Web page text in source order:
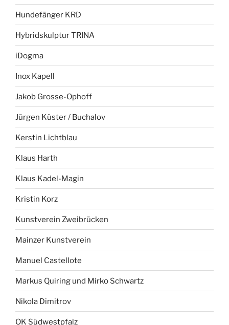
Hundefänger KRD
Hybridskulptur TRINA
iDogma
Inox Kapell
Jakob Grosse-Ophoff
Jürgen Küster / Buchalov
Kerstin Lichtblau
Klaus Harth
Klaus Kadel-Magin
Kristin Korz
Kunstverein Zweibrücken
Mainzer Kunstverein
Manuel Castellote
Markus Quiring und Mirko Schwartz
Nikola Dimitrov
OK Südwestpfalz